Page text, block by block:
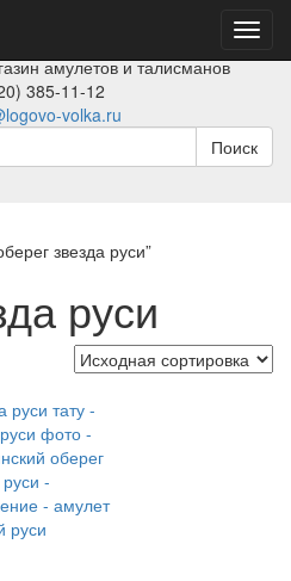
амулетов и талисманов
385-11-12
volka.ru
Поиск
звезда руси”
руси